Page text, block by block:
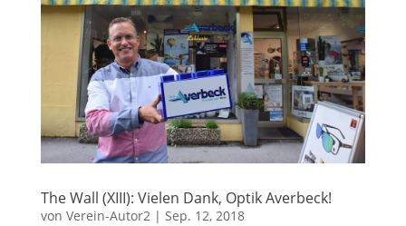
The Wall (XIII): Vielen Dank, Optik Averbeck!
von Verein-Autor2| Sep. 12, 2018